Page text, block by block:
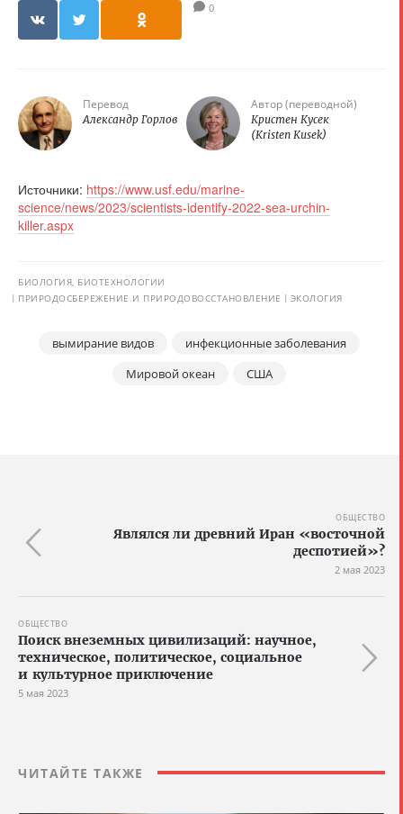
0
Перевод
Александр Горлов
Автор (переводной)
Кристен Кусек
(Kristen Kusek)
Источники: https://www.usf.edu/marine-
science/news/2023/scientists-identify-2022-sea-urchin-
killer.aspx
БИОЛОГИЯ, БИОТЕХНОЛОГИИ
ПРИРОДОСБЕРЕЖЕНИЕ И ПРИРОДОВОССТАНОВЛЕНИЕ
ЭКОЛОГИЯ
вымирание видов
инфекционные заболевания
Мировой океан
США
ОБЩЕСТВО
Являлся ли древний Иран «восточной
деспотией»?
2 мая 2023
ОБЩЕСТВО
Поиск внеземных цивилизаций: научное,
техническое, политическое, социальное
и культурное приключение
5 мая 2023
ЧИТАЙТЕ ТАКЖЕ